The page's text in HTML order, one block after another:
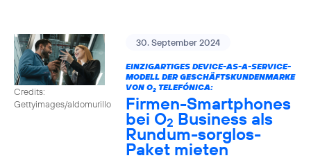
Credits:
Gettyimages/aldomurillo
30. September 2024
EINZIGARTIGES DEVICE-AS-A-SERVICE-
MODELL DER GESCHÄFTSKUNDENMARKE
VON O2TELEFÓNICA:
Firmen-Smartphones
bei O2 Business als
Rundum-sorglos-
Paket mieten